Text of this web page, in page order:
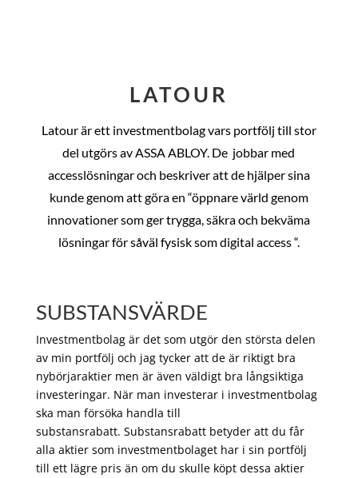
LATOUR
Latour är ett investmentbolag vars portfölj till stor
del utgörs av ASSA ABLOY. De jobbar med
accesslösningar och beskriver att de hjälper sina
kunde genom att göra en “öppnare värld genom
innovationer som ger trygga, säkra och bekväma
lösningar för såväl fysisk som digital access “.
SUBSTANSVÄRDE
Investmentbolag är det som utgör den största delen
av min portfölj och jag tycker att de är riktigt bra
nybörjaraktier men är även väldigt bra långsiktiga
investeringar. När man investerar i investmentbolag
ska man försöka handla till
substansrabatt. Substansrabatt betyder att du får
alla aktier som investmentbolaget har i sin portfölj
till ett lägre pris än om du skulle köpt dessa aktier